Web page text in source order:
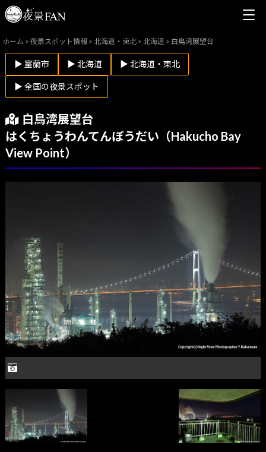
ホーム >夜景スポット情報 > 北海道・東北 > 北海道 > 白鳥湾展望台
▶ 室蘭市 ▶ 北海道 ▶ 北海道・東北
▶ 全国の夜景スポット
白鳥湾展望台
はくちょうわんてんぼうだい（Hakucho Bay
View Point）